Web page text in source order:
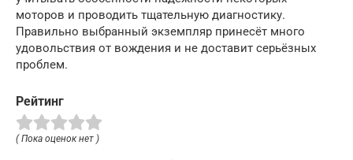
моторов и проводить тщательную диагностику.
Правильно выбранный экземпляр принесёт много
удовольствия от вождения и не доставит серьёзных
проблем.
Рейтинг
( Пока оценок нет )